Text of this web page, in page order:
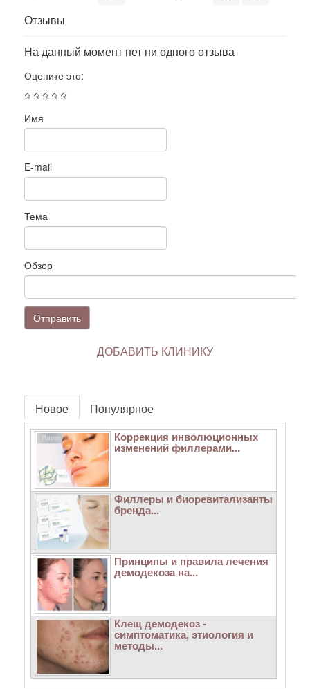
Отзывы
На данный момент нет ни одного отзыва
Оцените это:
Имя
E-mail
Тема
Обзор
Отправить
ДОБАВИТЬ КЛИНИКУ
Новое Популярное
Коррекция инволюционных
изменений филлерами...
Филлеры и биоревитализанты
бренда...
Принципы и правила лечения
демодекоза на...
Клещ демодекоз -
симптоматика, этиология и
методы...